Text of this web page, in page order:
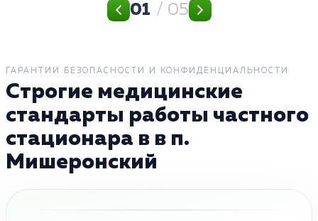
01 / 05
ГАРАНТИИ БЕЗОПАСНОСТИ И КОНФИДЕНЦИАЛЬНОСТИ
Строгие медицинские
стандарты работы частного
стационара в в п.
Мишеронский